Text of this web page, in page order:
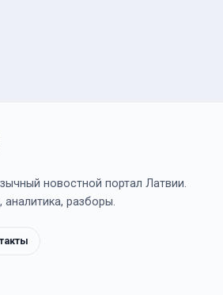
новостной портал Латвии.
разборы.